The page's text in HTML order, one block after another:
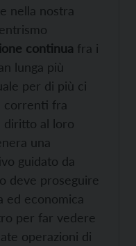
nella nostra
continua fra i
lunga più
per di più ci
correnti fra
diritto al loro
una
guidato da
deve proseguire
ed economica
per far vedere
operazioni di